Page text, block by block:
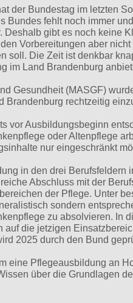
der Bundestag im letzten
Bundes fehlt noch immer
Deshalb gibt es noch keine
Vorbereitungen aber
soll. Die Zeit ist denkbar
im Land Brandenburg
Gesundheit (MASGF)
Brandenburg rechtzeitig
vor Ausbildungsbeginn
oder Altenpflege
nur eingeschränkt
in den drei
Abschluss mit der
der Pflege. Unter
sondern
zu absolvieren. In
auf die jetzigen
2025 durch den Bund
eine Pflegeausbildung an
über die Grundlagen